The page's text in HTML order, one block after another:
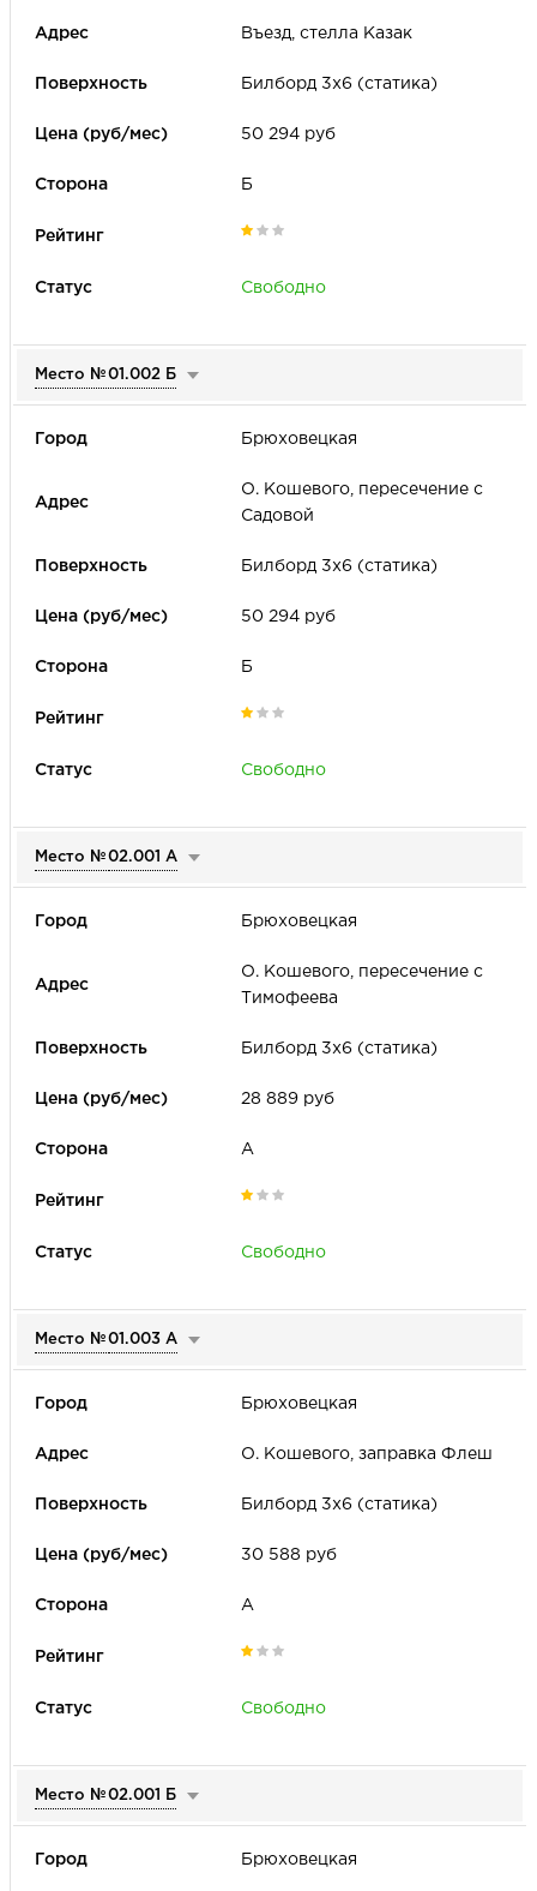
Въезд, стелла Казак
Билборд 3х6 (статика)
50 294 руб
Б
Свободно
Место №01.002 Б
Брюховецкая
О. Кошевого, пересечение с
Садовой
Билборд 3х6 (статика)
50 294 руб
Б
Свободно
Место №02.001 А
Брюховецкая
О. Кошевого, пересечение с
Тимофеева
Билборд 3х6 (статика)
28 889 руб
А
Свободно
Место №01.003 А
Брюховецкая
О. Кошевого, заправка Флеш
Билборд 3х6 (статика)
30 588 руб
А
Свободно
Место №02.001 Б
Брюховецкая